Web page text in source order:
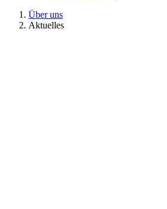
Über uns
Aktuelles